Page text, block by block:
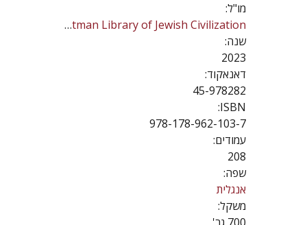
מו"ל:
The Littman Library of Jewish Civilization
שנה:
2023
דאנאקוד:
45-978282
ISBN:
978-178-962-103-7
עמודים:
208
שפה:
אנגלית
משקל: